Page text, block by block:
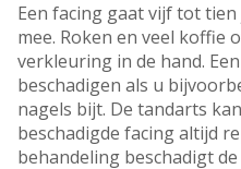
Een facing gaat vijf tot
mee. Roken en veel koffie
verkleuring in de hand.
beschadigen als u
nagels bijt. De tandarts
beschadigde facing altijd
behandeling beschadigt